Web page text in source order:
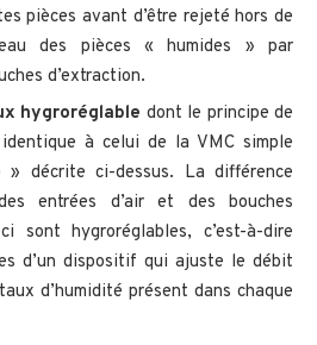
pièces avant d’être rejeté hors de
des pièces « humides » par
d’extraction.
hygroréglable dont le principe de
à celui de la VMC simple
décrite ci-dessus. La différence
entrées d’air et des bouches
sont hygroréglables, c’est-à-dire
d’un dispositif qui ajuste le débit
d’humidité présent dans chaque